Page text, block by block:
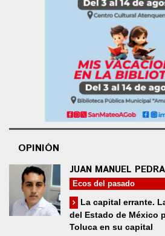
OPINIÓN
JUAN MANUEL
Ecos del pasado
La capital errante.
del Estado de México
Toluca en su capital